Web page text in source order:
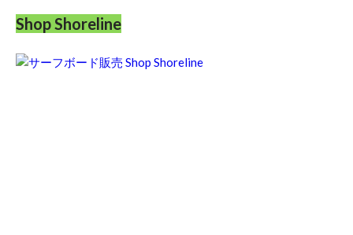
Shop Shoreline